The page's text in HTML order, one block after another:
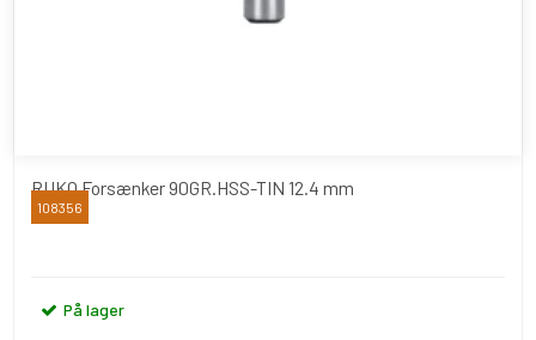
RUKO Forsænker 90GR.HSS-TIN 12.4 mm
RUKO
108356
På lager